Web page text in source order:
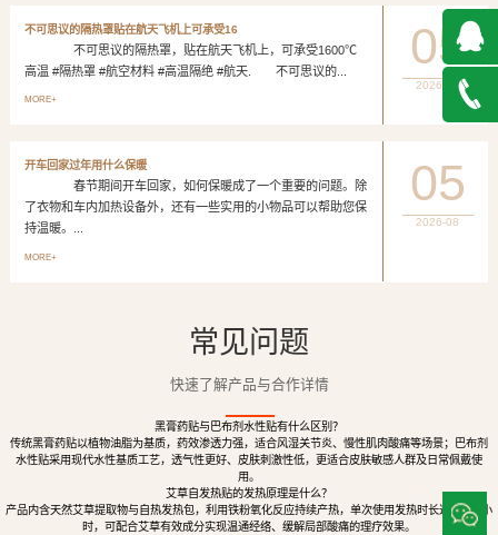
不可思议的隔热罩贴在航天飞机上可承受16
不可思议的隔热罩，贴在航天飞机上，可承受1600℃
高温 #隔热罩 #航空材料 #高温隔绝 #航天. 不可思议的...
MORE+
05
2026-08
开车回家过年用什么保暖
春节期间开车回家，如何保暖成了一个重要的问题。除
了衣物和车内加热设备外，还有一些实用的小物品可以帮助您保
持温暖。...
MORE+
05
2026-08
常见问题
快速了解产品与合作详情
黑膏药贴与巴布剂水性贴有什么区别？
传统黑膏药贴以植物油脂为基质，药效渗透力强，适合风湿关节炎、慢性肌肉酸痛等场景；巴布剂
水性贴采用现代水性基质工艺，透气性更好、皮肤刺激性低，更适合皮肤敏感人群及日常佩戴使
用。
艾草自发热贴的发热原理是什么？
产品内含天然艾草提取物与自热发热包，利用铁粉氧化反应持续产热，单次使用发热时长达8至12小
时，可配合艾草有效成分实现温通经络、缓解局部酸痛的理疗效果。
QQ在